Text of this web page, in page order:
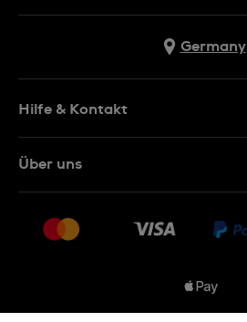
Germany
Hilfe & Kontakt
Rücksendung und Entsorgung
Über uns
Jobs